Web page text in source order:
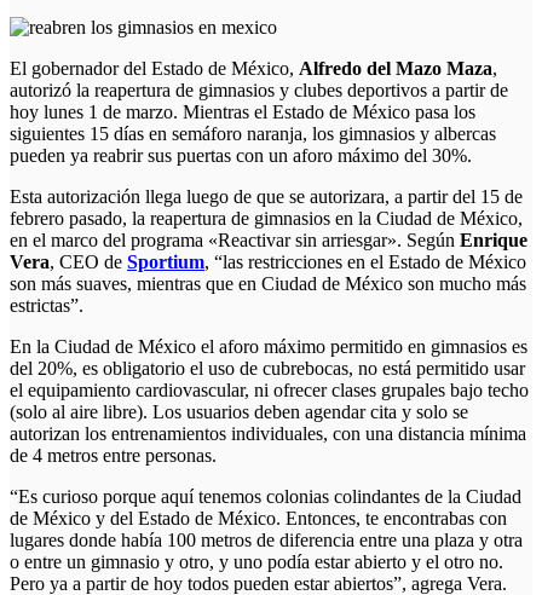
El gobernador del Estado de México, Alfredo del Mazo Maza,
autorizó la reapertura de gimnasios y clubes deportivos a partir de
hoy lunes 1 de marzo. Mientras el Estado de México pasa los
siguientes 15 días en semáforo naranja, los gimnasios y albercas
pueden ya reabrir sus puertas con un aforo máximo del 30%.
Esta autorización llega luego de que se autorizara, a partir del 15 de
febrero pasado, la reapertura de gimnasios en la Ciudad de México,
en el marco del programa «Reactivar sin arriesgar». Según Enrique
Vera, CEO de Sportium, “las restricciones en el Estado de México
son más suaves, mientras que en Ciudad de México son mucho más
estrictas”.
En la Ciudad de México el aforo máximo permitido en gimnasios es
del 20%, es obligatorio el uso de cubrebocas, no está permitido usar
el equipamiento cardiovascular, ni ofrecer clases grupales bajo techo
(solo al aire libre). Los usuarios deben agendar cita y solo se
autorizan los entrenamientos individuales, con una distancia mínima
de 4 metros entre personas.
“Es curioso porque aquí tenemos colonias colindantes de la Ciudad
de México y del Estado de México. Entonces, te encontrabas con
lugares donde había 100 metros de diferencia entre una plaza y otra
o entre un gimnasio y otro, y uno podía estar abierto y el otro no.
Pero ya a partir de hoy todos pueden estar abiertos”, agrega Vera.